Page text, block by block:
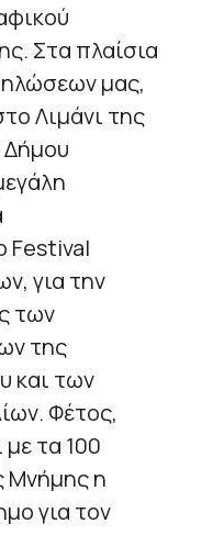
Στα πλαίσια
μας,
Λιμάνι της
Δήμου
Festival
για την
των
της
και των
Φέτος,
τα 100
Μνήμης η
για τον